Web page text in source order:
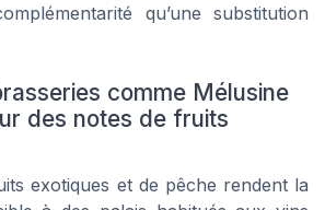
qu’une substitution
comme Mélusine
des notes de fruits
exotiques et de pêche rendent la